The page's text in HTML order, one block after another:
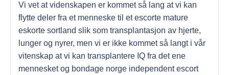
Vi vet at videnskapen er kommet så lang at vi kan
flytte deler fra et menneske til et escorte mature
eskorte sortland slik som transplantasjon av hjerte,
lunger og nyrer, men vi er ikke kommet så langt i vår
vitenskap at vi kan transplantere IQ fra det ene
mennesket og bondage norge independent escort